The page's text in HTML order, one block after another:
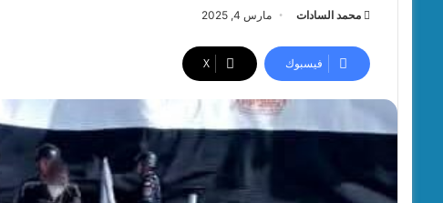
محمد السادات مارس 4, 2025
فيسبوك ‫X